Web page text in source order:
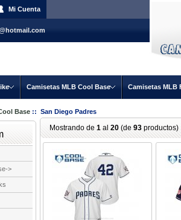
Mi Cuenta
Camisetas MLB Cool Base Camisetas MLB
Base :: San Diego Padres
->
Mostrando de 1 al 20 (de 93 productos)